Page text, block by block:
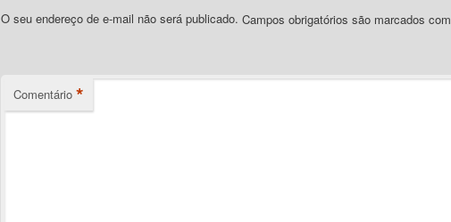
O seu endereço de e-mail não será publicado. Campos obrigatórios são marcados com
Comentário *